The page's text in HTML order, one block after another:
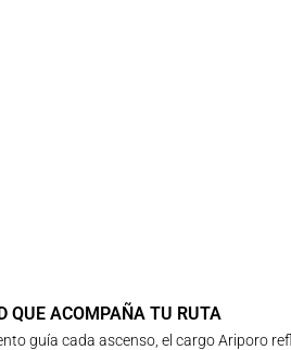
QUE ACOMPAÑA TU RUTA
guía cada ascenso, el cargo Ariporo